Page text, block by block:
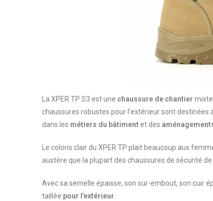
La XPER TP S3 est une chaussure de chantier
chaussures robustes pour l’extérieur sont
dans les métiers du bâtiment et des
Le coloris clair du XPER TP plait beaucoup aux
austère que la plupart des chaussures de sécurité
Avec sa semelle épaisse, son sur-embout, son cuir
taillée pour l’extérieur.